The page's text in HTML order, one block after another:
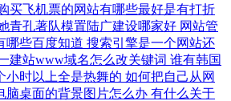
买飞机票的网站有哪些最好是有打折
青孔著队模置陆广建设哪家好 网站管
哪些百度知道 搜索引擎是一个网站还
建站www域名怎么改关键词 谁有韩国
小时以上全是热舞的 如何把自己从网
脑桌面的背景图片怎么办 有什么关于